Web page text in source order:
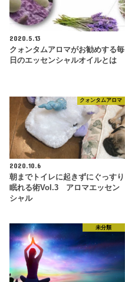
2020.5.13
クォンタムアロマがお勧めする毎
日のエッセンシャルオイルとは
クォンタムアロマ
2020.10.6
朝までトイレに起きずにぐっすり
眠れる術Vol.3 アロマエッセン
シャル
未分類